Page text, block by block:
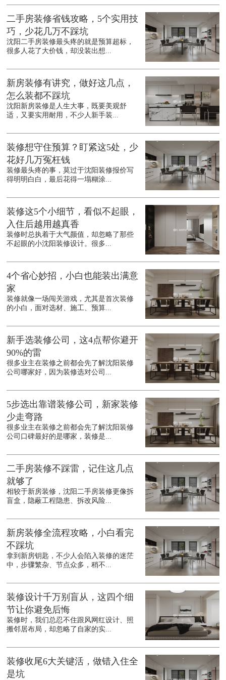
二手房装修省钱攻略，5个实用技
巧，少花几万不踩坑
沈阳二手房装修最头疼的就是预算超标，
很多人花了大价钱，却没装出想...
新房装修有讲究，做好这几点，
怎么装都不踩坑
沈阳新房装修是人生大事，既要美观舒
适，又要实用耐用，不少人新手装...
装修想守住预算？盯紧这5处，少
花好几万冤枉钱
装修最头疼的事，莫过于沈阳装修报价写
得明明白白，最后花得一塌糊涂...
装修这5个小细节，看似不起眼，
入住后越用越真香
装修时总执着于大气颜值，却忽略了那些
不起眼的小沈阳装修设计。很多...
4个省心妙招，小白也能装出满意
家
装修就像一场闯关游戏，尤其是首次装修
的小白，面对选材、施工、预算...
新手选装修公司，这4点帮你避开
90%的雷
很多业主在装修之前都会先了解沈阳装修
公司哪家好，因为装修选对公司...
5步选出靠谱装修公司，新家装修
少走弯路
很多业主在装修之前都会先了解沈阳装修
公司口碑最好的是哪家，装修是...
二手房装修不踩雷，记住这几点
就够了
相较于新房装修，沈阳二手房装修更像拆
盲盒，隐蔽工程隐患、拆改风险...
新房装修全流程攻略，小白看完
不踩坑
拿到新房钥匙，不少人会陷入装修的迷茫
中，步骤繁杂、节点众多，稍不...
装修设计千万别盲从，这四个细
节让你避免后悔
装修时，我们总忍不住跟风网红设计、照
搬邻居布局，却忽略了自家的实...
装修收尾6大关键活，做错入住全
是坑